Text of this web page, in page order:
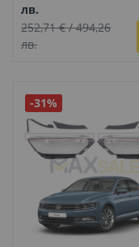
лв.
252,71 €/494,26
лв.
-31%